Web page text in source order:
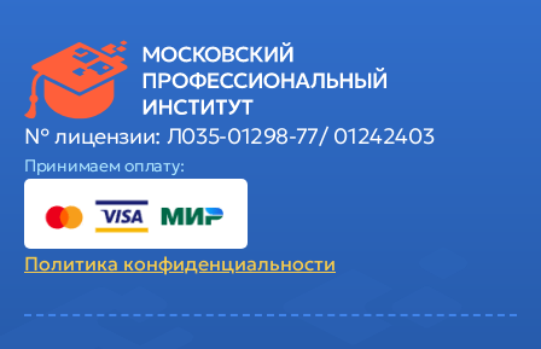
№ лицензии: Л035-01298-77/ 01242403
Принимаем оплату:
Политика конфиденциальности